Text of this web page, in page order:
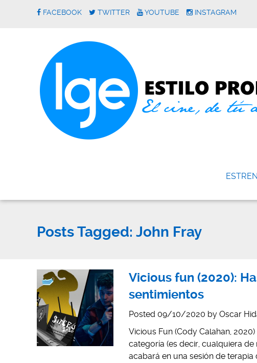
FACEBOOK TWITTER YOUTUBE INSTAGRAM
Posts Tagged: John Fray
Vicious fun (2020):
sentimientos
Posted 09/10/2020 by Oscar
Vicious Fun (Cody Calahan,
categoría (es decir, cualquiera
acabará en una sesión de